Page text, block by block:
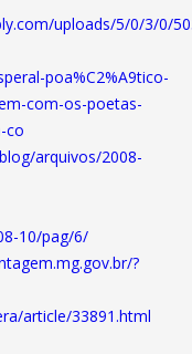
uploads/5/0/3/0/
poa%C2%A9tico-
com-os-poetas-
co
arquivos/2008-
10/pag/6/
?
article/33891.html